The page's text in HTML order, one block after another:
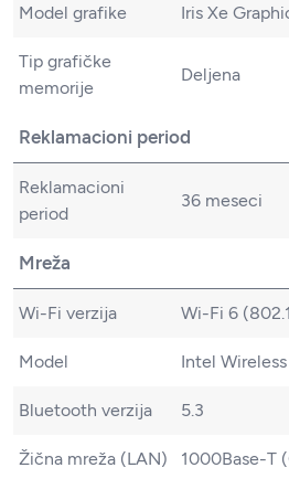
Model grafike Iris Xe
Tip grafičke
memorije
Deljena
Reklamacioni period
Reklamacioni
period
36 meseci
Mreža
Wi-Fi verzija Wi-Fi 6
Model Intel Wireless
Bluetooth verzija 5.3
Žična mreža (LAN) 1000Base-T